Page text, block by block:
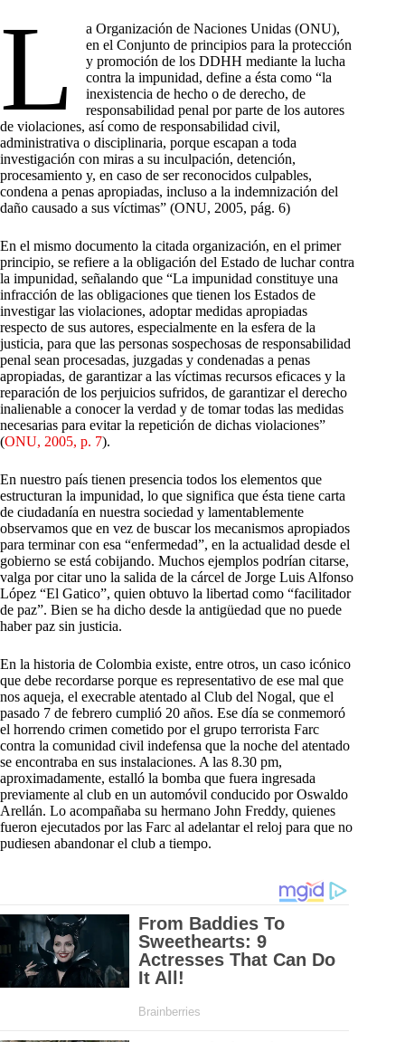
L
a Organización de Naciones Unidas (ONU),
en el Conjunto de principios para la protección
y promoción de los DDHH mediante la lucha
contra la impunidad, define a ésta como “la
inexistencia de hecho o de derecho, de
responsabilidad penal por parte de los autores
de violaciones, así como de responsabilidad civil,
administrativa o disciplinaria, porque escapan a toda
investigación con miras a su inculpación, detención,
procesamiento y, en caso de ser reconocidos culpables,
condena a penas apropiadas, incluso a la indemnización del
daño causado a sus víctimas” (ONU, 2005, pág. 6)
En el mismo documento la citada organización, en el primer
principio, se refiere a la obligación del Estado de luchar contra
la impunidad, señalando que “La impunidad constituye una
infracción de las obligaciones que tienen los Estados de
investigar las violaciones, adoptar medidas apropiadas
respecto de sus autores, especialmente en la esfera de la
justicia, para que las personas sospechosas de responsabilidad
penal sean procesadas, juzgadas y condenadas a penas
apropiadas, de garantizar a las víctimas recursos eficaces y la
reparación de los perjuicios sufridos, de garantizar el derecho
inalienable a conocer la verdad y de tomar todas las medidas
necesarias para evitar la repetición de dichas violaciones”
(ONU, 2005, p. 7).
En nuestro país tienen presencia todos los elementos que
estructuran la impunidad, lo que significa que ésta tiene carta
de ciudadanía en nuestra sociedad y lamentablemente
observamos que en vez de buscar los mecanismos apropiados
para terminar con esa “enfermedad”, en la actualidad desde el
gobierno se está cobijando. Muchos ejemplos podrían citarse,
valga por citar uno la salida de la cárcel de Jorge Luis Alfonso
López “El Gatico”, quien obtuvo la libertad como “facilitador
de paz”. Bien se ha dicho desde la antigüedad que no puede
haber paz sin justicia.
En la historia de Colombia existe, entre otros, un caso icónico
que debe recordarse porque es representativo de ese mal que
nos aqueja, el execrable atentado al Club del Nogal, que el
pasado 7 de febrero cumplió 20 años. Ese día se conmemoró
el horrendo crimen cometido por el grupo terrorista Farc
contra la comunidad civil indefensa que la noche del atentado
se encontraba en sus instalaciones. A las 8.30 pm,
aproximadamente, estalló la bomba que fuera ingresada
previamente al club en un automóvil conducido por Oswaldo
Arellán. Lo acompañaba su hermano John Freddy, quienes
fueron ejecutados por las Farc al adelantar el reloj para que no
pudiesen abandonar el club a tiempo.